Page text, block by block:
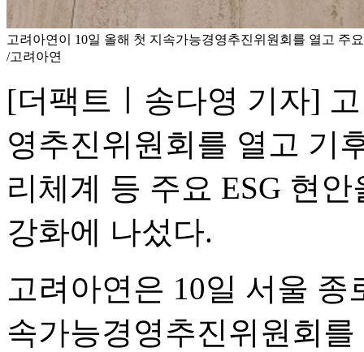
고려아연이 10일 올해 첫 지속가능경영추진위원회를 열고 주
/고려아연
[더팩트ㅣ송다영 기자]
영추진위원회를 열고 기
리체계 등 주요 ESG 현
강화에 나섰다.
고려아연은 10일 서울 종
속가능경영추진위원회